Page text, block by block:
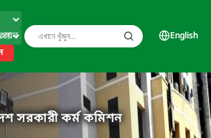
English
সরকারী কর্ম কমিশন